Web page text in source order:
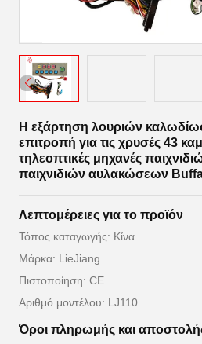
Η εξάρτηση λουριών
επιτροπή για τις χρυσές 43
τηλεοπτικές μηχανές
παιχνιδιών αυλακώσεων
Λεπτομέρειες για το προϊόν
Τόπος καταγωγής: Κίνα
Μάρκα: LieJiang
Πιστοποίηση: CE
Αριθμό μοντέλου: LJ110
Όροι πληρωμής και